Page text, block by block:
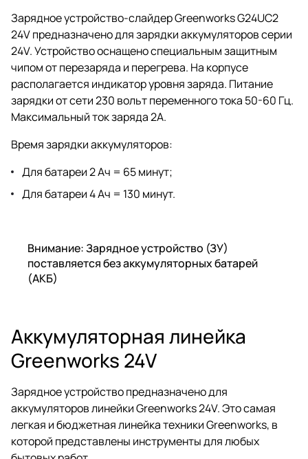
Зарядное устройство-слайдер Greenworks G24UC2
24V предназначено для зарядки аккумуляторов серии
24V. Устройство оснащено специальным защитным
чипом от перезаряда и перегрева. На корпусе
располагается индикатор уровня заряда. Питание
зарядки от сети 230 вольт переменного тока 50-60 Гц.
Максимальный ток заряда 2А.
Время зарядки аккумуляторов:
Для батареи 2 Ач = 65 минут;
Для батареи 4 Ач = 130 минут.
Внимание: Зарядное устройство (ЗУ)
поставляется без аккумуляторных батарей
(АКБ)
Аккумуляторная линейка
Greenworks 24V
Зарядное устройство предназначено для
аккумуляторов линейки Greenworks 24V. Это самая
легкая и бюджетная линейка техники Greenworks, в
которой представлены инструменты для любых